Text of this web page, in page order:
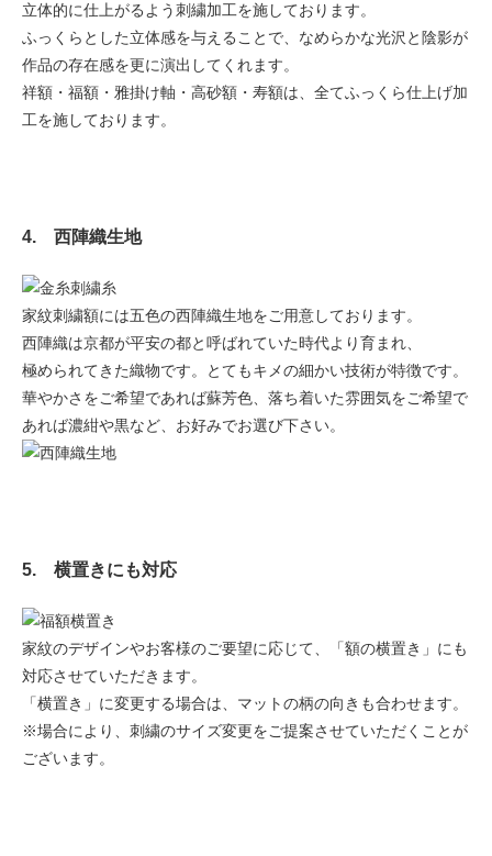
立体的に仕上がるよう刺繍加工を施しております。
ふっくらとした立体感を与えることで、なめらかな光沢と陰影が
作品の存在感を更に演出してくれます。
祥額・福額・雅掛け軸・高砂額・寿額は、全てふっくら仕上げ加
工を施しております。
4. 西陣織生地
家紋刺繍額には五色の西陣織生地をご用意しております。
西陣織は京都が平安の都と呼ばれていた時代より育まれ、
極められてきた織物です。とてもキメの細かい技術が特徴です。
華やかさをご希望であれば蘇芳色、落ち着いた雰囲気をご希望で
あれば濃紺や黒など、お好みでお選び下さい。
5. 横置きにも対応
家紋のデザインやお客様のご要望に応じて、「額の横置き」にも
対応させていただきます。
「横置き」に変更する場合は、マットの柄の向きも合わせます。
※場合により、刺繍のサイズ変更をご提案させていただくことが
ございます。